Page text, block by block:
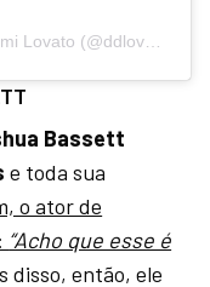
Uma publicação compartilhada por Demi Lovato (@ddlovato)
Bassett
e toda sua
o ator de
“Acho que esse é
disso, então, ele